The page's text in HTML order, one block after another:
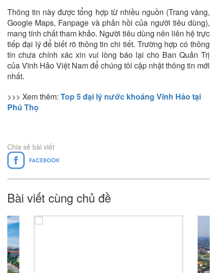
Thông tin này được tổng hợp từ nhiều nguồn (Trang vàng,
Google Maps, Fanpage và phản hồi của người tiêu dùng),
mang tính chất tham khảo. Người tiêu dùng nên liên hệ trực
tiếp đại lý để biết rõ thông tin chi tiết. Trường hợp có thông
tin chưa chính xác xin vui lòng báo lại cho Ban Quản Trị
của Vĩnh Hảo Việt Nam để chúng tôi cập nhật thông tin mới
nhất.
>>> Xem thêm: Top 5 đại lý nước khoáng Vĩnh Hảo tại
Phú Thọ
Chia sẻ bài viết
Bài viết cùng chủ đề